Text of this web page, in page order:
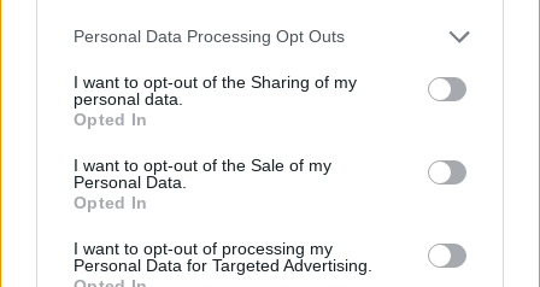
Please note that this website/app uses one or more Google
not limited to your visit or usage behaviour. You may click to
grant or deny consent to Google and its third-party tags to
use your data for below specified purposes in below Google
consent section.
Personal Data Processing Opt Outs
I want to opt-out of the Sharing of my
personal data.
Opted In
I want to opt-out of the Sale of my
Personal Data.
Opted In
I want to opt-out of processing my
Personal Data for Targeted Advertising.
Justicenem elégedett meg aFranz Ferdinand, Justin
, vagy az